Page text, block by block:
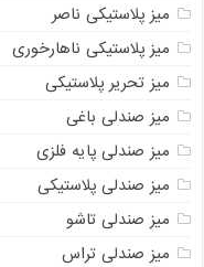
میز پلاستیکی ناصر
میز پلاستیکی ناهارخوری
میز تحریر پلاستیکی
میز صندلی باغی
میز صندلی پایه فلزی
میز صندلی پلاستیکی
میز صندلی تاشو
میز صندلی تراس